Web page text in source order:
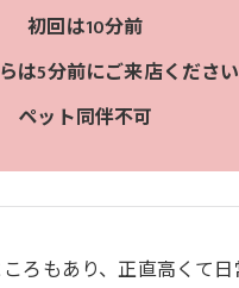
初回は10分前
は5分前にご来店ください
ペット同伴不可
ろもあり、正直高くて